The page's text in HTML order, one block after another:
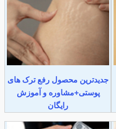
جدیدترین محصول رفع ترک های
پوستی+مشاوره و آموزش
رایگان